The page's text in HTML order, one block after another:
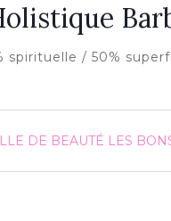
spirituelle / 50%
DE BEAUTÉ LES